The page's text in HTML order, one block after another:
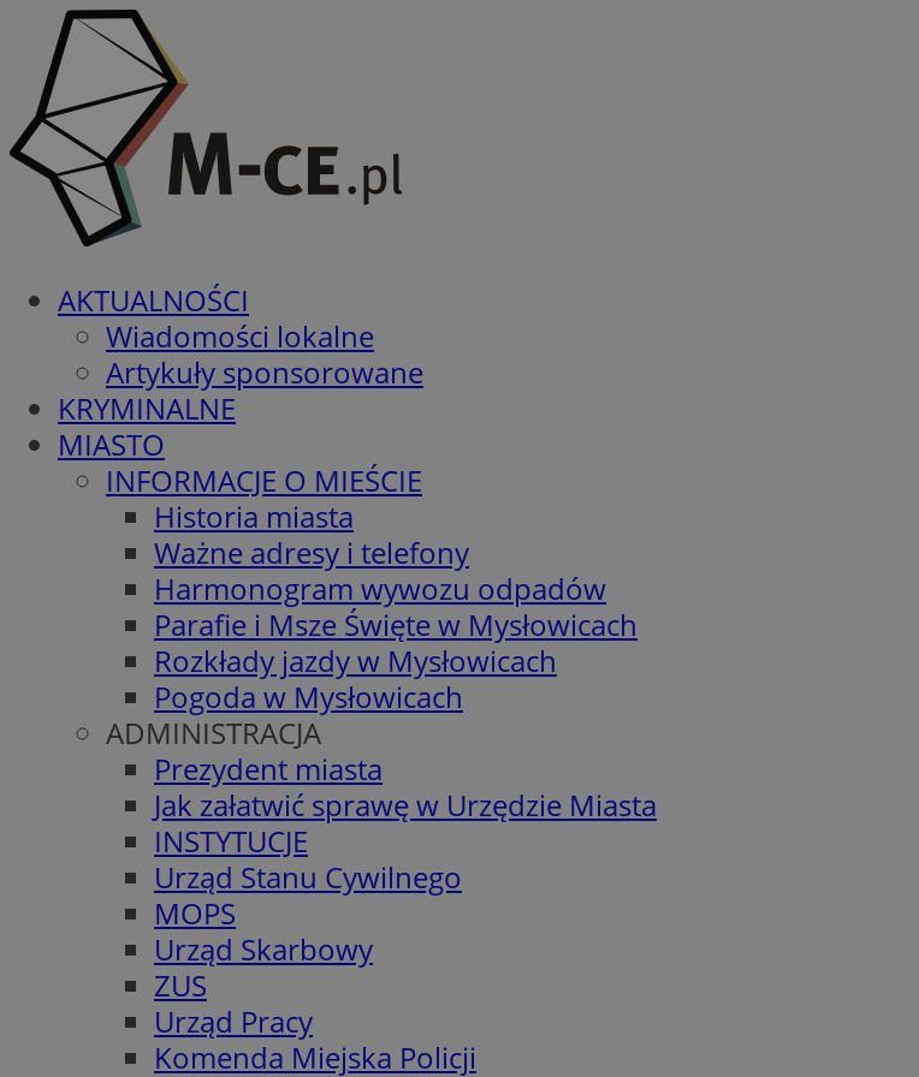
AKTUALNOŚCI
Wiadomości lokalne
Artykuły sponsorowane
KRYMINALNE
MIASTO
INFORMACJE O MIEŚCIE
Historia miasta
Ważne adresy i telefony
Harmonogram wywozu odpadów
Parafie i Msze Święte w Mysłowicach
Rozkłady jazdy w Mysłowicach
Pogoda w Mysłowicach
ADMINISTRACJA
Prezydent miasta
Jak załatwić sprawę w Urzędzie Miasta
INSTYTUCJE
Urząd Stanu Cywilnego
MOPS
Urząd Skarbowy
ZUS
Urząd Pracy
Komenda Miejska Policji